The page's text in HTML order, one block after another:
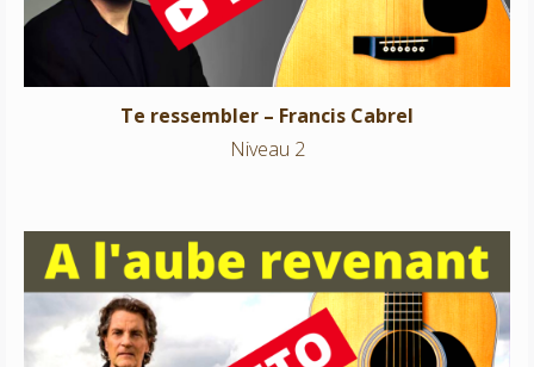
Te ressembler – Francis Cabrel
Niveau 2
A l’aube revenant – Francis Cabrel